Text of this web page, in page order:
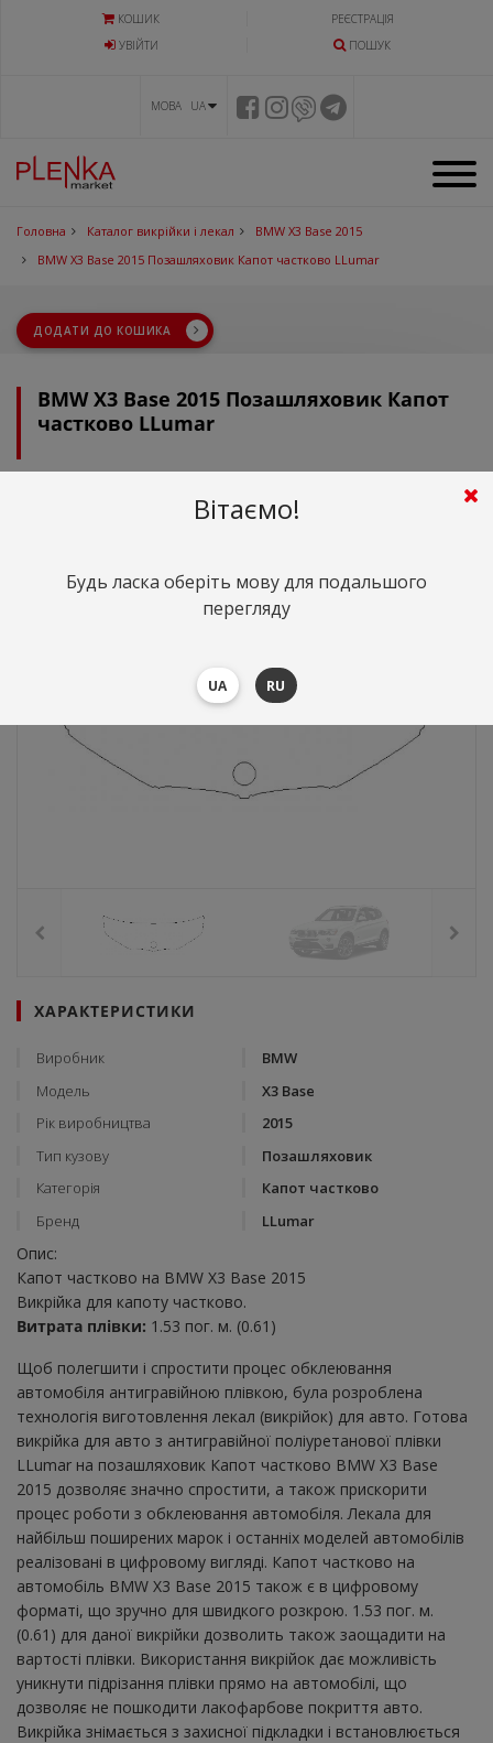
КОШИК
РЕЄСТРАЦІЯ
УВIЙТИ
ПОШУК
МОВА UA
Головна Каталог викрійки і лекал
BMW X3 Base 2015
BMW X3 Base 2015 Позашляховик Капот частково LLumar
ДОДАТИ ДО КОШИКА
BMW X3 Base 2015 Позашляховик Капот
частково LLumar
грн. ($68.61)
ХАРАКТЕРИСТИКИ
Виробник
BMW
Модель
X3 Base
Рік виробництва
2015
Тип кузову
Позашляховик
Категорія
Капот частково
Бренд
LLumar
Опис:
Капот частково на BMW X3 Base 2015
Викрійка для капоту частково.
Витрата плівки: 1.53 пог. м. (0.61)
Щоб полегшити і спростити процес обклеювання
автомобіля антигравійною плівкою, була розроблена
технологія виготовлення лекал (викрійок) для авто. Готова
викрійка для авто з антигравійної поліуретанової плівки
LLumar на позашляховик Капот частково BMW X3 Base
2015 дозволяє значно спростити, а також прискорити
процес роботи з обклеювання автомобіля. Лекала для
найбільш поширених марок і останніх моделей автомобілів
реалізовані в цифровому вигляді. Капот частково на
автомобіль BMW X3 Base 2015 також є в цифровому
форматі, що зручно для швидкого розкрою. 1.53 пог. м.
(0.61) для даної викрійки дозволить також заощадити на
вартості плівки. Використання викрійок дає можливість
уникнути підрізання плівки прямо на автомобілі, що
дозволяє не пошкодити лакофарбове покриття авто.
Викрійка знімається з захисної підкладки і встановлюється
Вітаємо!
Будь ласка оберіть мову для подальшого
перегляду
UA RU